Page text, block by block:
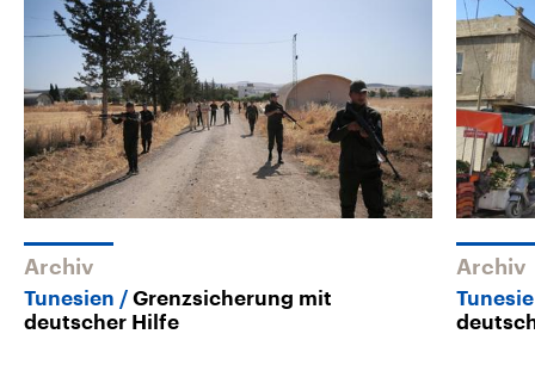
Archiv
Tunesien
Grenzsicherung mit
deutscher Hilfe
Archiv